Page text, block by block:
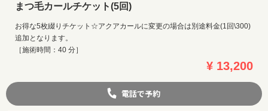
まつ毛カールチケット(5回)
お得な5枚綴りチケット☆アクアカールに変更の場合は別途料金(1回\300)
追加となります。
［施術時間：40 分］
¥ 13,200
電話で予約